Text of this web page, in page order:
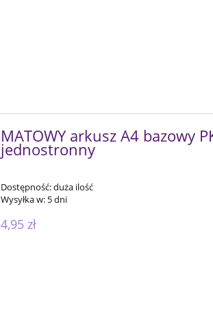
MATOWY arkusz A4 bazowy
jednostronny
Dostępność:duża ilość
Wysyłka w: 5 dni
4,95 zł